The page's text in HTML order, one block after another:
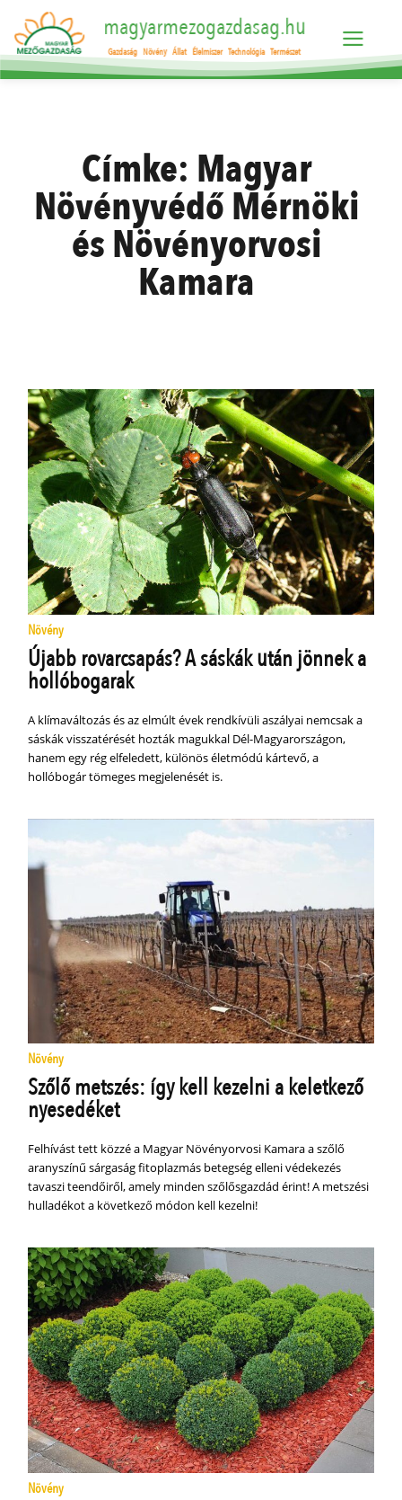
magyarmezogazdasag.hu
Gazdaság Növény Állat Élelmiszer Technológia Természet
Címke: Magyar
Növényvédő Mérnöki
és Növényorvosi
Kamara
Növény
Újabb rovarcsapás? A sáskák után jönnek a
hollóbogarak
A klímaváltozás és az elmúlt évek rendkívüli aszályai nemcsak a
sáskák visszatérését hozták magukkal Dél-Magyarországon,
hanem egy rég elfeledett, különös életmódú kártevő, a
hollóbogár tömeges megjelenését is.
Növény
Szőlő metszés: így kell kezelni a keletkező
nyesedéket
Felhívást tett közzé a Magyar Növényorvosi Kamara a szőlő
aranyszínű sárgaság fitoplazmás betegség elleni védekezés
tavaszi teendőiről, amely minden szőlősgazdád érint! A metszési
hulladékot a következő módon kell kezelni!
Növény